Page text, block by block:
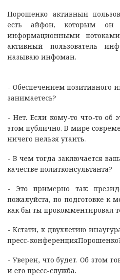
Порошенко активный
есть айфон, которым он
информационными
активный пользователь
называю инфоман.
- Обеспечением позитивного
занимаетесь?
- Нет. Если кому-то что-то об
этом публично. В мире
ничего нельзя утаить.
- В чем тогда заключается
качестве политконсультанта?
- Это примерно так:
пожалуйста, по подготовке к
как бы ты прокомментировал
- Кстати, к двухлетию
пресс-
- Уверен, что будет. Об этом
и его пресс-служба.